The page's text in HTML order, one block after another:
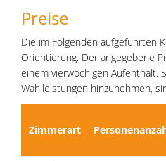
Preise
Die im Folgenden aufgeführten
Orientierung. Der angegebene
einem vierwöchigen Aufenthalt.
Wahlleistungen hinzunehmen,
Zimmerart